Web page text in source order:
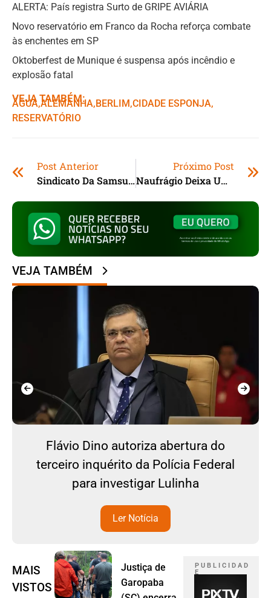
ALERTA: País registra Surto de GRIPE AVIÁRIA
Novo reservatório em Franco da Rocha reforça combate
às enchentes em SP
Oktoberfest de Munique é suspensa após incêndio e
explosão fatal
VEJA TAMBÉM:
ÁGUA,ㅤALEMANHA,ㅤBERLIM,ㅤCIDADE ESPONJA,ㅤ
RESERVATÓRIO
Post Anterior
Sindicato Da Samsung Declara Greve Geral
Próximo Post
Naufrágio Deixa Um Morto No Caribe
VEJA TAMBÉM
Flávio Dino autoriza abertura do
terceiro inquérito da Polícia Federal
para investigar Lulinha
Ler Notícia
MAIS
VISTOS
Justiça de
Garopaba
P U B L I C I D A D
E